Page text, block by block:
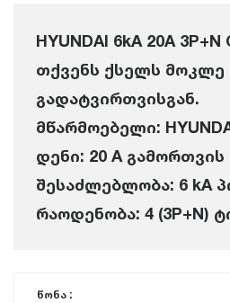
HYUNDAI 6kA 20A
თქვენს ქსელს მოკლე
გადატვირთვისგან.
მწარმოებელი:
დენი: 20 A გამორთვის
შესაძლებლობა: 6 kA
რაოდენობა: 4 (3P+N)
წონა :